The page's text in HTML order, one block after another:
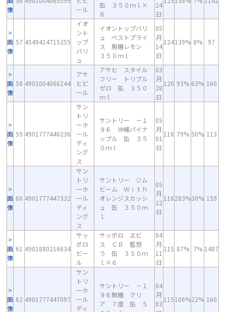
像
ール
缶 ３５０ｍｌ×
６
24
日
画
像
57 4549414715255
イオ
ント
ップ
バリ
ュ
イオントップバリ
ュ ベストプライ
ス 無糖レモン
３５０ｍｌ
05
月
14
日
124139% 8% 97
画
像
58 4901004066244
アサ
ヒビ
ール
アサヒ スタイル
フリー トリプル
ゼロ 缶 ３５０
ｍｌ
03
月
28
日
120 93% 63% 160
画
像
59 4901777446236
サン
トリ
ーホ
ール
ディ
ング
ス
サントリー －１
９６ 沖縄パイナ
ップル 缶 ３５
０ｍｌ
05
月
01
日
116 79% 50% 113
画
像
60 4901777447332
サン
トリ
ーホ
ール
ディ
ング
ス
サントリー ジム
ビーム Ｗｉｔｈ
オレンジスカッシ
ュ 缶 ３５０ｍ
ｌ
05
月
22
日
116283%30% 159
画
像
61 4901880216634
サッ
ポロ
ビー
ル
サッポロ ヱビ
ス ＣＢ 藍想
う 缶 ３５０ｍ
ｌ×６
04
月
11
日
115 87% 7% 1487
画
像
62 4901777447097
サン
トリ
ーホ
ール
ディ
サントリー －１
９６無糖 クリ
ア ７度 缶 ５
04
月
03
115106%22% 160